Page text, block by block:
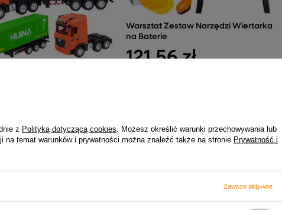
Warsztat Zestaw Narzędzi Wiertarka
na Baterie
121,56 zł
z Polityką dotyczącą cookies . Możesz określić warunki przechowywania lub
na temat warunków i prywatności można znaleźć także na stronie Prywatność i
Zawsze aktywne